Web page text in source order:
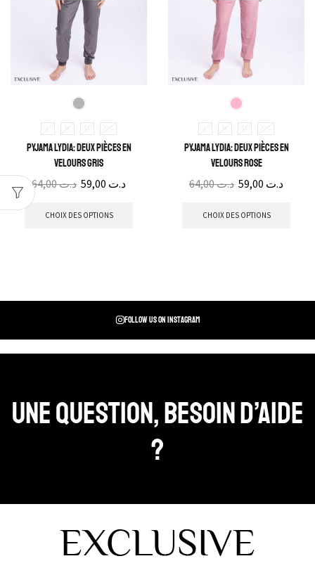
M XL XXL
Pyjama Lydia: Deux pièces en
velours gris
د.ت64,00 د.ت
CHOIX DES OPTIONS
M XL XXL
Pyjama Lydia: Deux pièces en
velours rose
د.ت64,00 د.ت
CHOIX DES OPTIONS
Follow us on instagram
Une question, Besoin d’aide
?